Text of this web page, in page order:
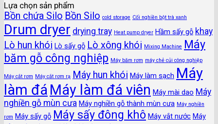
Lựa chọn sản phẩm
Bồn chứa Silo Bồn Silo cold storage Cối nghiền bột trà xanh
Drum dryer drying tray Heat pump dryer Hầm sấy gỗ khay
Lò hun khói Lò sấy gỗ Lò xông khói Mixing Machine Máy
băm gỗ công nghiệp Máy băm rơm máy chẻ củi công nghiệp
Máy cắt rơm Máy cắt rơm rạ Máy hun khói Máy làm sạch Máy
làm đá Máy làm đá viên Máy mài dao Máy
nghiền gỗ mùn cưa Máy nghiền gỗ thành mùn cưa Máy nghiền
rơm Máy sấy gỗ Máy sấy đông khô Máy vắt nước Máy